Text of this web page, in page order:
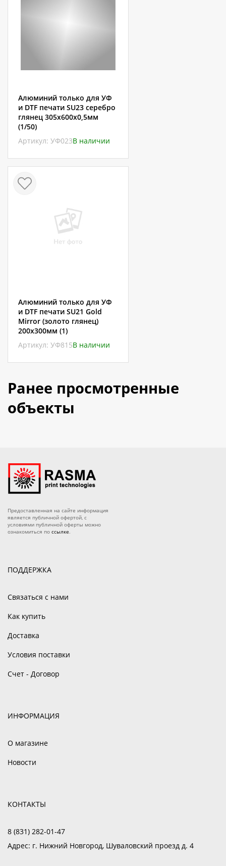
Алюминий только для УФ
и DTF печати SU23 серебро
глянец 305х600х0,5мм
(1/50)
Артикул: УФ023В наличии
Алюминий только для УФ
и DTF печати SU21 Gold
Mirror (золото глянец)
200х300мм (1)
Артикул: УФ815В наличии
Ранее просмотренные
объекты
Предоставленная на сайте информация
является публичной офертой, с
условиями публичной оферты можно
ознакомиться по ссылке.
ПОДДЕРЖКА
Связаться с нами
Как купить
Доставка
Условия поставки
Счет - Договор
ИНФОРМАЦИЯ
О магазине
Новости
КОНТАКТЫ
8 (831) 282-01-47
Адрес: г. Нижний Новгород, Шуваловский проезд д. 4